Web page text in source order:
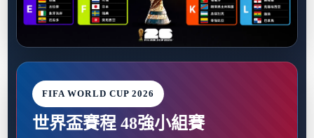
FIFA WORLD CUP 2026
世界盃賽程 48強小組賽